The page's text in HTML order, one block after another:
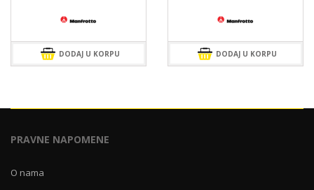
DODAJ U KORPU DODAJ U KORPU
PRAVNE NAPOMENE
O nama